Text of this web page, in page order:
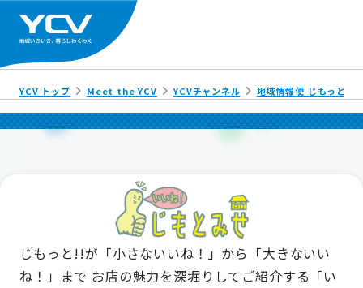
YCV トップ Meet the YCV YCVチャンネル 地域情報便 じもっと!!
じもっと!!が「小さないいね！」から「大きないい
ね！」まで お店の魅力を深堀りしてご紹介する「い